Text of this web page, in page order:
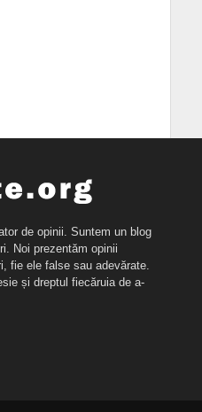
de opinii. Suntem un blog
Noi prezentăm opinii
fie ele false sau adevărate.
și dreptul fiecăruia de a-